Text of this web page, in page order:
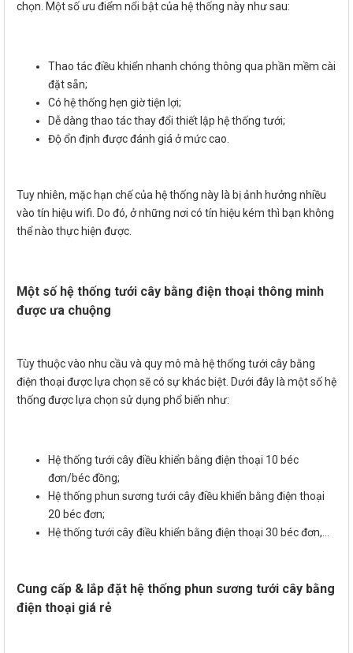
chọn. Một số ưu điểm nổi bật của hệ thống này như sau:
Thao tác điều khiển nhanh chóng thông qua phần mềm cài
đặt sẵn;
Có hệ thống hẹn giờ tiện lợi;
Dễ dàng thao tác thay đổi thiết lập hệ thống tưới;
Độ ổn định được đánh giá ở mức cao.
Tuy nhiên, mặc hạn chế của hệ thống này là bị ảnh hưởng nhiều
vào tín hiệu wifi. Do đó, ở những nơi có tín hiệu kém thì bạn không
thể nào thực hiện được.
Một số hệ thống tưới cây bằng điện thoại thông minh
được ưa chuộng
Tùy thuộc vào nhu cầu và quy mô mà hệ thống tưới cây bằng
điện thoại được lựa chọn sẽ có sự khác biệt. Dưới đây là một số hệ
thống được lựa chọn sử dụng phổ biến như:
Hệ thống tưới cây điều khiển bằng điện thoại 10 béc
đơn/béc đồng;
Hệ thống phun sương tưới cây điều khiển bằng điện thoại
20 béc đơn;
Hệ thống tưới cây điều khiển bằng điện thoại 30 béc đơn,...
Cung cấp & lắp đặt hệ thống phun sương tưới cây bằng
điện thoại giá rẻ